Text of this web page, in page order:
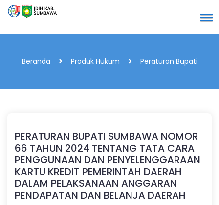
Beranda Produk Hukum Peraturan Bupati
PERATURAN BUPATI SUMBAWA NOMOR
66 TAHUN 2024 TENTANG TATA CARA
PENGGUNAAN DAN PENYELENGGARAAN
KARTU KREDIT PEMERINTAH DAERAH
DALAM PELAKSANAAN ANGGARAN
PENDAPATAN DAN BELANJA DAERAH